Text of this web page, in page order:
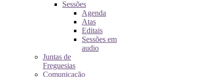
Sessões
Agenda
Atas
Editais
Sessões em
audio
Juntas de
Freguesias
Comunicação